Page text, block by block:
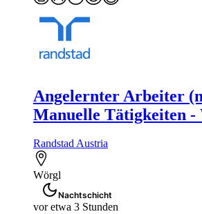
Angelernter Arbeiter
Manuelle Tätigkeiten -
Randstad Austria
Wörgl
Nachtschicht
vor etwa 3 Stunden